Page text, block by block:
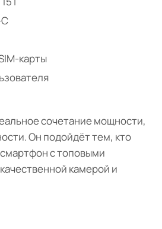
карты
сочетание мощности,
Он подойдёт тем, кто
с топовыми
камерой и